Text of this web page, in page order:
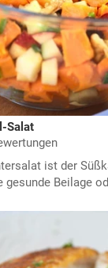
Salat
ist der
gesunde Beilage